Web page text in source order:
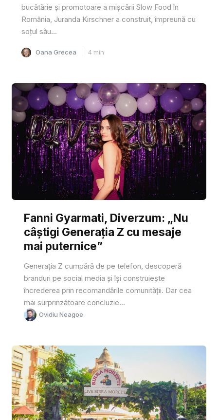
bucătărie și promotoare a mișcării Slow Food în
România, Juranda Kirschner a construit, împreună cu
soțul său...
Oana Grecea 4 min
Fanni Gyarmati, Diverzum: „Nu
câștigi Generația Z cu mesaje
mai puternice”
Generația Z cumpără de pe telefon, descoperă
branduri pe social media și își construiește
încrederea prin recomandările comunității. Dar cea
mai surprinzătoare concluzie...
Ovidiu Neagoe